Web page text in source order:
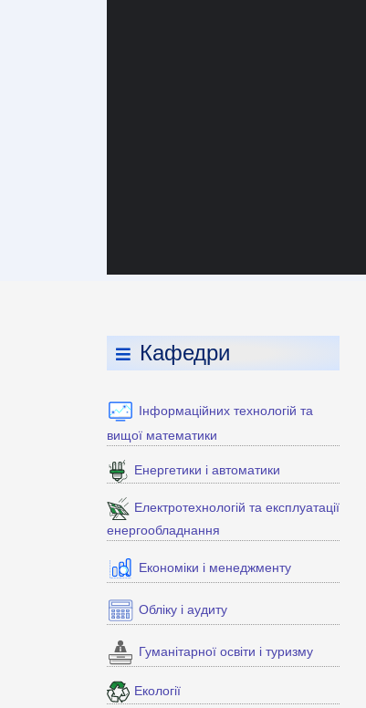
Кафедри
Інформаційних технологій та
вищої математики
Енергетики і автоматики
Електротехнологій та експлуатації
енергообладнання
Економіки і менеджменту
Обліку і аудиту
Гуманітарної освіти і туризму
Екології